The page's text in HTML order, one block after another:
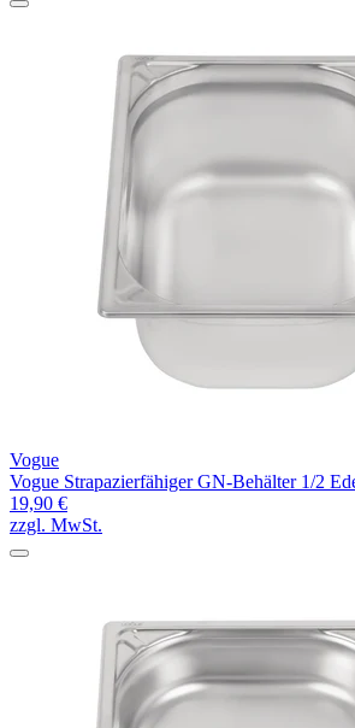
Vogue
Vogue Strapazierfähiger GN-Behälter 1/2
19,90 €
zzgl. MwSt.